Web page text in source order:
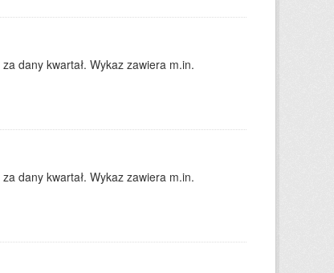
dany kwartał. Wykaz zawiera m.in.
dany kwartał. Wykaz zawiera m.in.